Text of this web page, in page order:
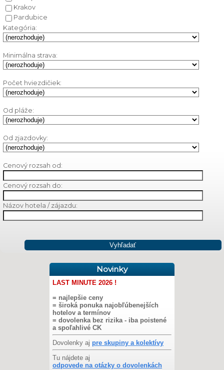
Krakov
Pardubice
Kategória:
Minimálna strava:
Počet hviezdičiek:
Od pláže:
Od zjazdovky:
Cenový rozsah od:
Cenový rozsah do:
Názov hotela / zájazdu:
Novinky
LAST MINUTE 2026 !
= najlepšie ceny
= široká ponuka najobľúbenejších
hotelov a termínov
= dovolenka bez rizika - iba poistené
a spoľahlivé CK
Dovolenky aj pre skupiny a kolektívy
Tu nájdete aj
odpovede na otázky o dovolenkách